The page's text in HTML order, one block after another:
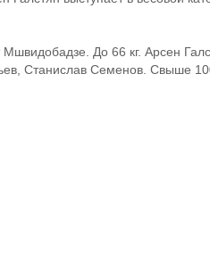
Мшвидобадзе. До 66 кг. Арсен
Станислав Семенов. Свыше